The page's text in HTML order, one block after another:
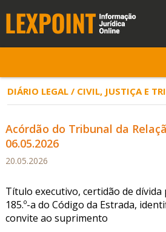
DIÁRIO LEGAL / CIVIL, JUSTIÇA E
Acórdão do Tribunal da
06.05.2026
20.05.2026
Título executivo, certidão de
185.º-a do Código da Estrada,
convite ao suprimento